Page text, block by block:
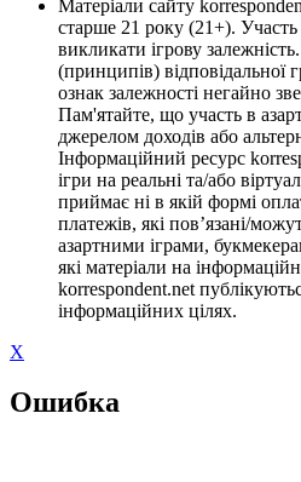
Матеріали сайту
старше 21 року (21+).
викликати ігрову
(принципів)
ознак залежності негайно
Пам'ятайте, що участь в
джерелом доходів або
Інформаційний ресурс
ігри на реальні та/або
приймає ні в якій формі
платежів, які пов’язані/
азартними іграми,
які матеріали на
korrespondent.net
інформаційних цілях.
X
Ошибка